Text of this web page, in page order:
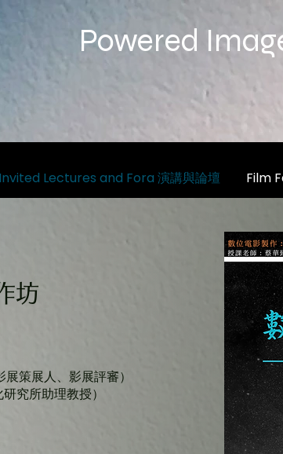
Powered
Invited Lectures and Fora 演講與論壇 Film
坊
展策展人、影展評審）
究所助理教授）